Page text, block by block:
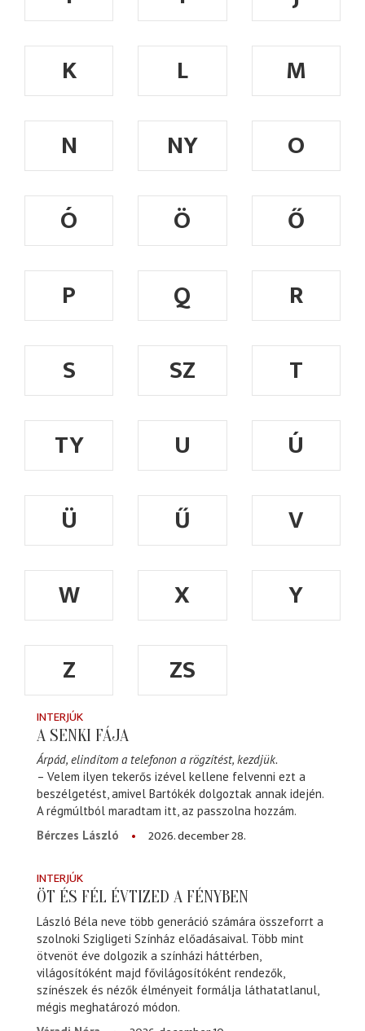
K
L
M
N
NY
O
Ó
Ö
Ő
P
Q
R
S
SZ
T
TY
U
Ú
Ü
Ű
V
W
X
Y
Z
ZS
INTERJÚK
A SENKI FÁJA
Árpád, elindítom a telefonon a rögzítést, kezdjük.
– Velem ilyen tekerős izével kellene felvenni ezt a
beszélgetést, amivel Bartókék dolgoztak annak idején.
A régmúltból maradtam itt, az passzolna hozzám.
Bérczes László
2026. december 28.
INTERJÚK
ÖT ÉS FÉL ÉVTIZED A FÉNYBEN
László Béla neve több generáció számára összeforrt a
szolnoki Szigligeti Színház előadásaival. Több mint
ötvenöt éve dolgozik a színházi háttérben,
világosítóként majd fővilágosítóként rendezők,
színészek és nézők élményeit formálja láthatatlanul,
mégis meghatározó módon.